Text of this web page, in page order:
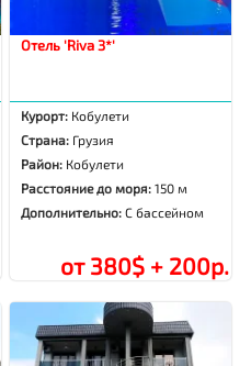
Отель 'Riva 3*'
Курорт: Кобулети
Страна: Грузия
Район: Кобулети
Расстояние до моря:150 м
Дополнительно:С бассейном
от 380$ + 200р.